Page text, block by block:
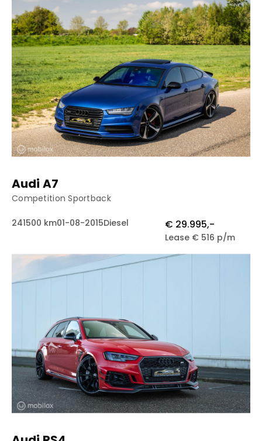
Audi A7
Competition Sportback
241500 km01-08-2015Diesel € 29.995,-
Lease € 516 p/m